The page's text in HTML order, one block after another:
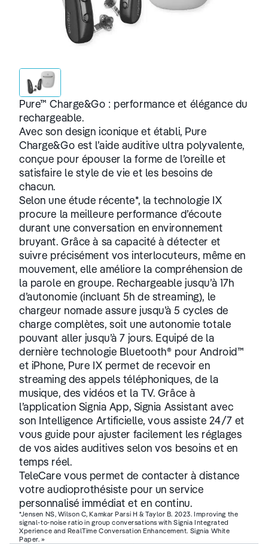
Pure™ Charge&Go : performance et élégance du
rechargeable.
Avec son design iconique et établi, Pure
Charge&Go est l’aide auditive ultra polyvalente,
conçue pour épouser la forme de l’oreille et
satisfaire le style de vie et les besoins de
chacun.
Selon une étude récente*, la technologie IX
procure la meilleure performance d’écoute
durant une conversation en environnement
bruyant. Grâce à sa capacité à détecter et
suivre précisément vos interlocuteurs, même en
mouvement, elle améliore la compréhension de
la parole en groupe. Rechargeable jusqu’à 17h
d’autonomie (incluant 5h de streaming), le
chargeur nomade assure jusqu’à 5 cycles de
charge complètes, soit une autonomie totale
pouvant aller jusqu’à 7 jours. Equipé de la
dernière technologie Bluetooth® pour Android™
et iPhone, Pure IX permet de recevoir en
streaming des appels téléphoniques, de la
musique, des vidéos et la TV. Grâce à
l’application Signia App, Signia Assistant avec
son Intelligence Artificielle, vous assiste 24/7 et
vous guide pour ajuster facilement les réglages
de vos aides auditives selon vos besoins et en
temps réel.
TeleCare vous permet de contacter à distance
votre audioprothésiste pour un service
personnalisé immédiat et en continu.
*Jensen NS, Wilson C, Kamkar Parsi H & Taylor B. 2023. Improving the
signal-to-noise ratio in group conversations with Signia Integrated
Xperience and RealTime Conversation Enhancement. Signia White
Paper. »